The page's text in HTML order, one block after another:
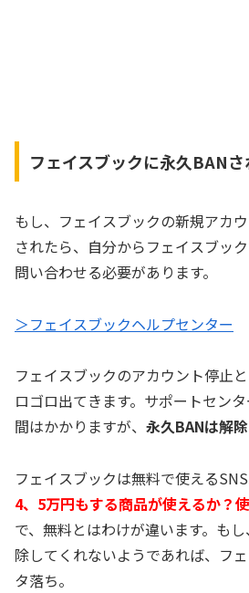
フェイスブックに永久BANさ
もし、フェイスブックの新規アカ
されたら、自分からフェイスブッ
問い合わせる必要があります。
＞フェイスブックヘルプセンター
フェイスブックのアカウント停止
ロゴロ出てきます。サポートセン
間はかかりますが、 永久BANは解
フェイスブックは無料で使える
4、5万円もする商品が使えるか？
で、無料とはわけが違います。も
除してくれないようであれば、フ
タ落ち。